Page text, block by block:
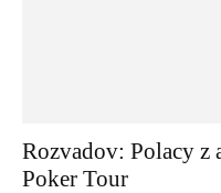
Rozvadov: Polacy z
Poker Tour